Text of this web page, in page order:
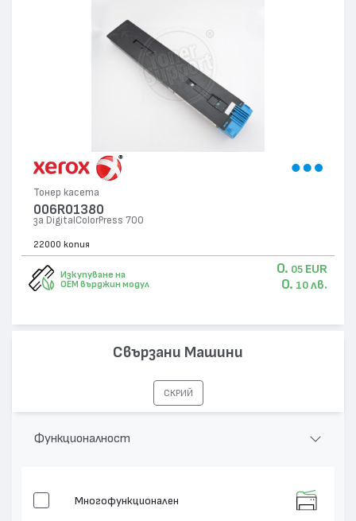
Тонер касета
006R01380
за DigitalColorPress 700
22000 копия
Изкупуване на
OEM върджин модул
0. 05 EUR
0. 10 лв.
Свързани Машини
СКРИЙ
Функционалност
Многофункционален